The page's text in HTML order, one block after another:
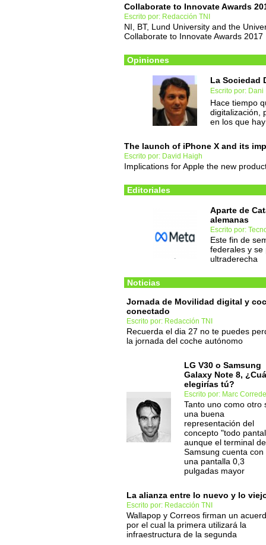
Collaborate to Innovate Awards
Escrito por: Redacción TNI
NI, BT, Lund University and the
Collaborate to Innovate Awards 2017
Opiniones
La Sociedad
Escrito por: Dani
Hace tiempo
digitalización,
en los que
The launch of iPhone X and its
Escrito por: David Haigh
Implications for Apple the new
Editoriales
Aparte de
alemanas
Escrito por:
Este fin de
federales y se
ultraderecha
Noticias
Jornada de Movilidad digital y
conectado
Escrito por: Redacción TNI
Recuerda el dia 27 no te puedes
la jornada del coche autónomo
LG V30 o Samsung
Galaxy Note 8,
elegirías tú?
Escrito por: Marc
Tanto uno como otro
una buena
representación del
concepto "todo
aunque el terminal de
Samsung cuenta con
una pantalla 0,3
pulgadas mayor
La alianza entre lo nuevo y lo
Escrito por: Redacción TNI
Wallapop y Correos firman un
por el cual la primera utilizará la
infraestructura de la segunda